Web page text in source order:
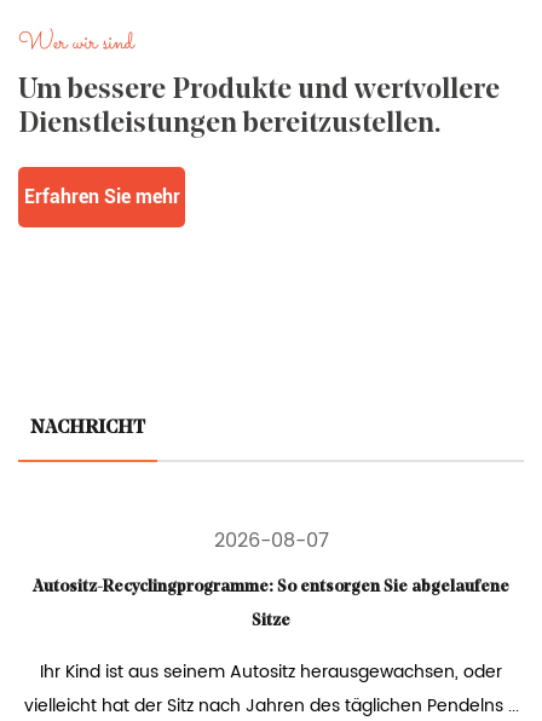
Wer wir sind
Um bessere Produkte und wertvollere
Dienstleistungen bereitzustellen.
Erfahren Sie mehr
NACHRICHT
2026-08-07
Autositz-Recyclingprogramme: So entsorgen Sie abgelaufene
Sitze
Ihr Kind ist aus seinem Autositz herausgewachsen, oder
vielleicht hat der Sitz nach Jahren des täglichen Pendelns ...